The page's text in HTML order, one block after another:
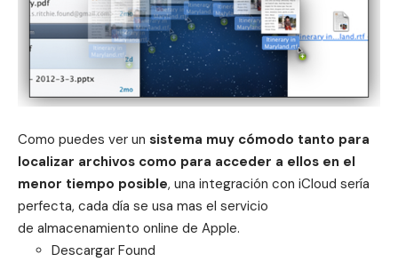
Como puedes ver un sistema muy cómodo tanto para
localizar archivos como para acceder a ellos en el
menor tiempo posible, una integración con iCloud sería
perfecta, cada día se usa mas el servicio
de almacenamiento online de Apple.
Descargar Found